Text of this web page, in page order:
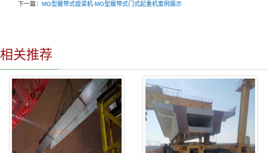
下一篇： MG型履带式提梁机-MG型履带式门式起重机案例展示
相关推荐